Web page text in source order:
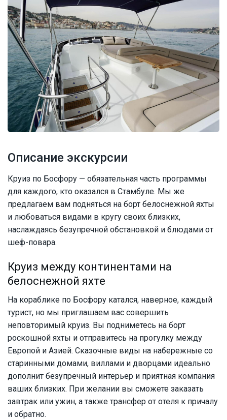
Описание экскурсии
Круиз по Босфору — обязательная часть программы
для каждого, кто оказался в Стамбуле. Мы же
предлагаем вам подняться на борт белоснежной яхты
и любоваться видами в кругу своих близких,
наслаждаясь безупречной обстановкой и блюдами от
шеф-повара.
Круиз между континентами на
белоснежной яхте
На кораблике по Босфору катался, наверное, каждый
турист, но мы приглашаем вас совершить
неповторимый круиз. Вы подниметесь на борт
роскошной яхты и отправитесь на прогулку между
Европой и Азией. Сказочные виды на набережные со
старинными домами, виллами и дворцами идеально
дополнит безупречный интерьер и приятная компания
ваших близких. При желании вы сможете заказать
завтрак или ужин, а также трансфер от отеля к причалу
и обратно.